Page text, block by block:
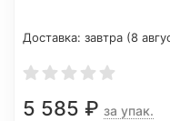
Доставка: завтра (8
5 585 ₽ за упак.